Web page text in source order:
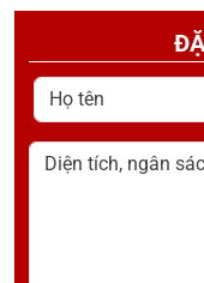
Họ tên
Diện tích, ngân